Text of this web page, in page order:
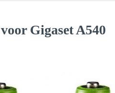
Gigaset A540